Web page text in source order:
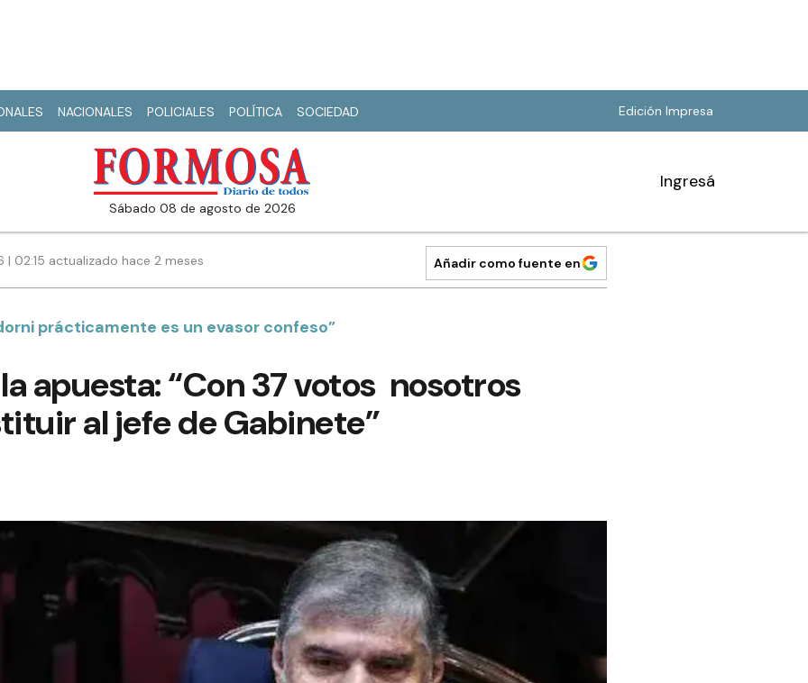
NACIONALES POLICIALES POLÍTICA SOCIEDAD Edición Impresa
sábado 08 de agosto de 2026
Ingresá
| 02:15 actualizado hace 2 meses Añadir como fuente en
prácticamente es un evasor confeso”
apuesta: “Con 37 votos nosotros
al jefe de Gabinete”